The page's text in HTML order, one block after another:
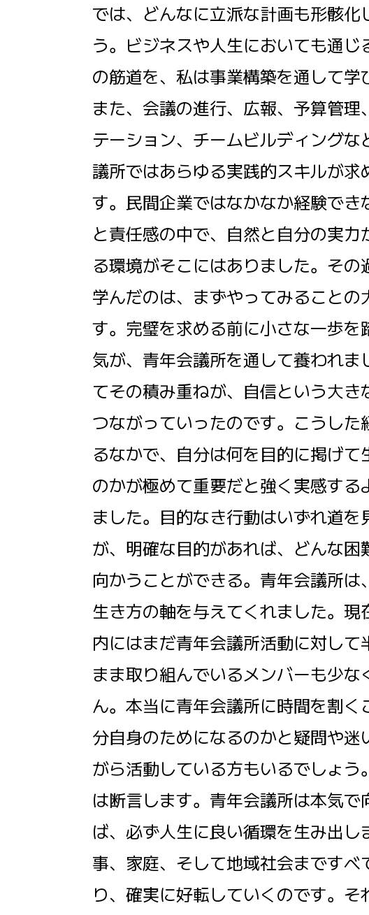
では、どんなに立派な計画も形骸化
う。ビジネスや人生においても通じ
の筋道を、私は事業構築を通して学
また、会議の進行、広報、予算管理
テーション、チームビルディングな
議所ではあらゆる実践的スキルが求
す。民間企業ではなかなか経験でき
と責任感の中で、自然と自分の実力
る環境がそこにはありました。その
学んだのは、まずやってみることの
す。完璧を求める前に小さな一歩を
気が、青年会議所を通して養われま
てその積み重ねが、自信という大き
つながっていったのです。こうした
るなかで、自分は何を目的に掲げて
のかが極めて重要だと強く実感する
ました。目的なき行動はいずれ道を
が、明確な目的があれば、どんな困
向かうことができる。青年会議所は
生き方の軸を与えてくれました。現
内にはまだ青年会議所活動に対して
まま取り組んでいるメンバーも少な
ん。本当に青年会議所に時間を割く
分自身のためになるのかと疑問や迷
がら活動している方もいるでしょう
は断言します。青年会議所は本気で
ば、必ず人生に良い循環を生み出し
事、家庭、そして地域社会まですべ
り、確実に好転していくのです。そ